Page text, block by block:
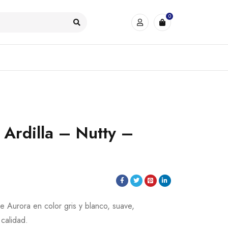
0
Ardilla – Nutty –
Aurora en color gris y blanco, suave,